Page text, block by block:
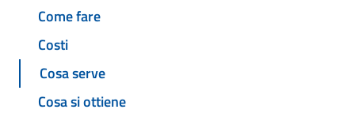
Come fare
Costi
Cosa serve
Cosa si ottiene